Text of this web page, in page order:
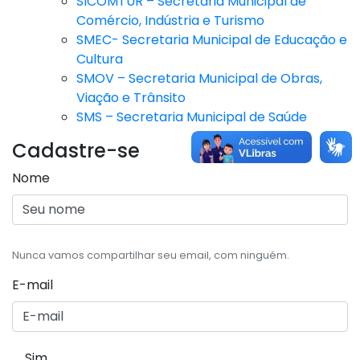
Comércio, Indústria e Turismo
SMEC- Secretaria Municipal de Educação e
Cultura
SMOV – Secretaria Municipal de Obras,
Viação e Trânsito
SMS – Secretaria Municipal de Saúde
Cadastre-se
Nome
Nunca vamos compartilhar seu email, com ninguém.
E-mail